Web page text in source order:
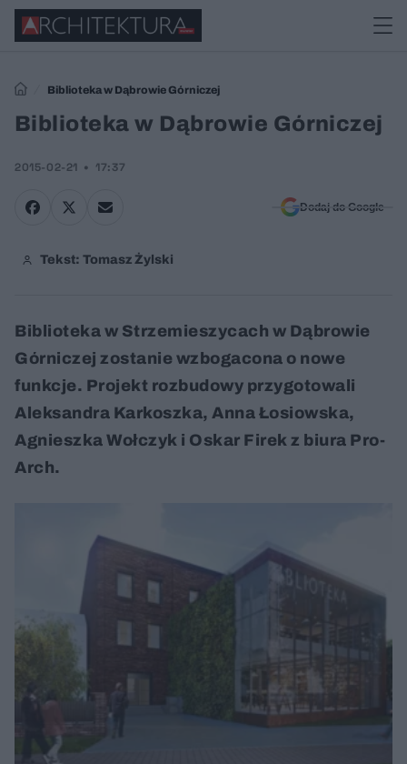
Biblioteka w Dąbrowie Górniczej
Biblioteka w Dąbrowie Górniczej
2015-02-21 17:37
Dodaj do Google
Tekst: Tomasz Żylski
Biblioteka w Strzemieszycach w Dąbrowie
Górniczej zostanie wzbogacona o nowe
funkcje. Projekt rozbudowy przygotowali
Aleksandra Karkoszka, Anna Łosiowska,
Agnieszka Wołczyk i Oskar Firek z biura Pro-
Arch.